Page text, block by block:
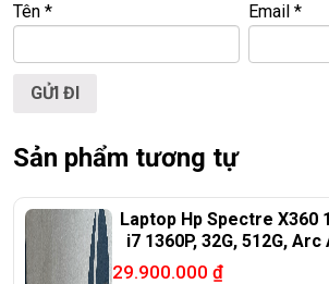
RẺ.
ĐT:0939.008.008
ĐC: 60/26 Đồng Đen, p.14, Tân Bình
<<< Tất cả sản phẩm Laptop Triều Phát
hãng check! >>>
Tên * Email*
Sản phẩm tương tự
Laptop Hp Spectre X360
i7 1360P, 32G, 512G,
29.900.000 ₫